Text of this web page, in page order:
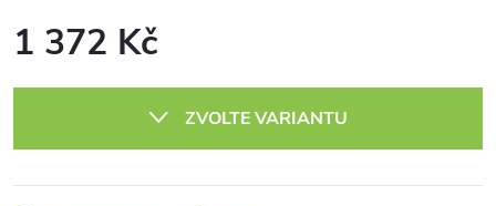
1 372 Kč
ZVOLTE VARIANTU